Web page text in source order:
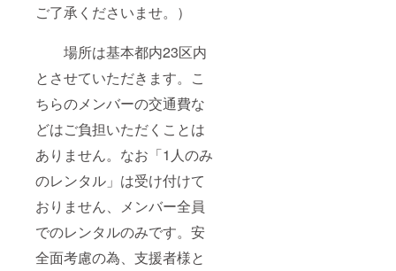
ご了承くださいませ。）
場所は基本都内23区内
とさせていただきます。こ
ちらのメンバーの交通費な
どはご負担いただくことは
ありません。なお「1人のみ
のレンタル」は受け付けて
おりません、メンバー全員
でのレンタルのみです。安
全面考慮の為、支援者様と